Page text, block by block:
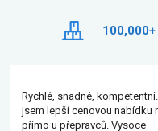
100,000+
Rychlé, snadné,
jsem lepší cenovou nabídku
přímo u přepravců. Vysoce